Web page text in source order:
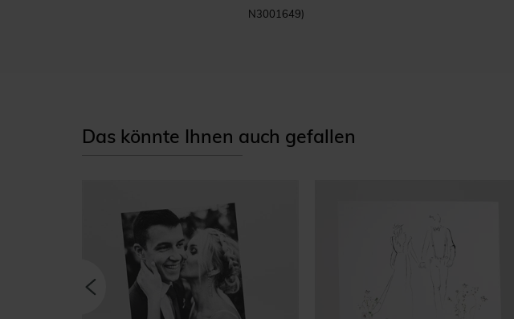
N3001649)
Das könnte Ihnen auch gefallen